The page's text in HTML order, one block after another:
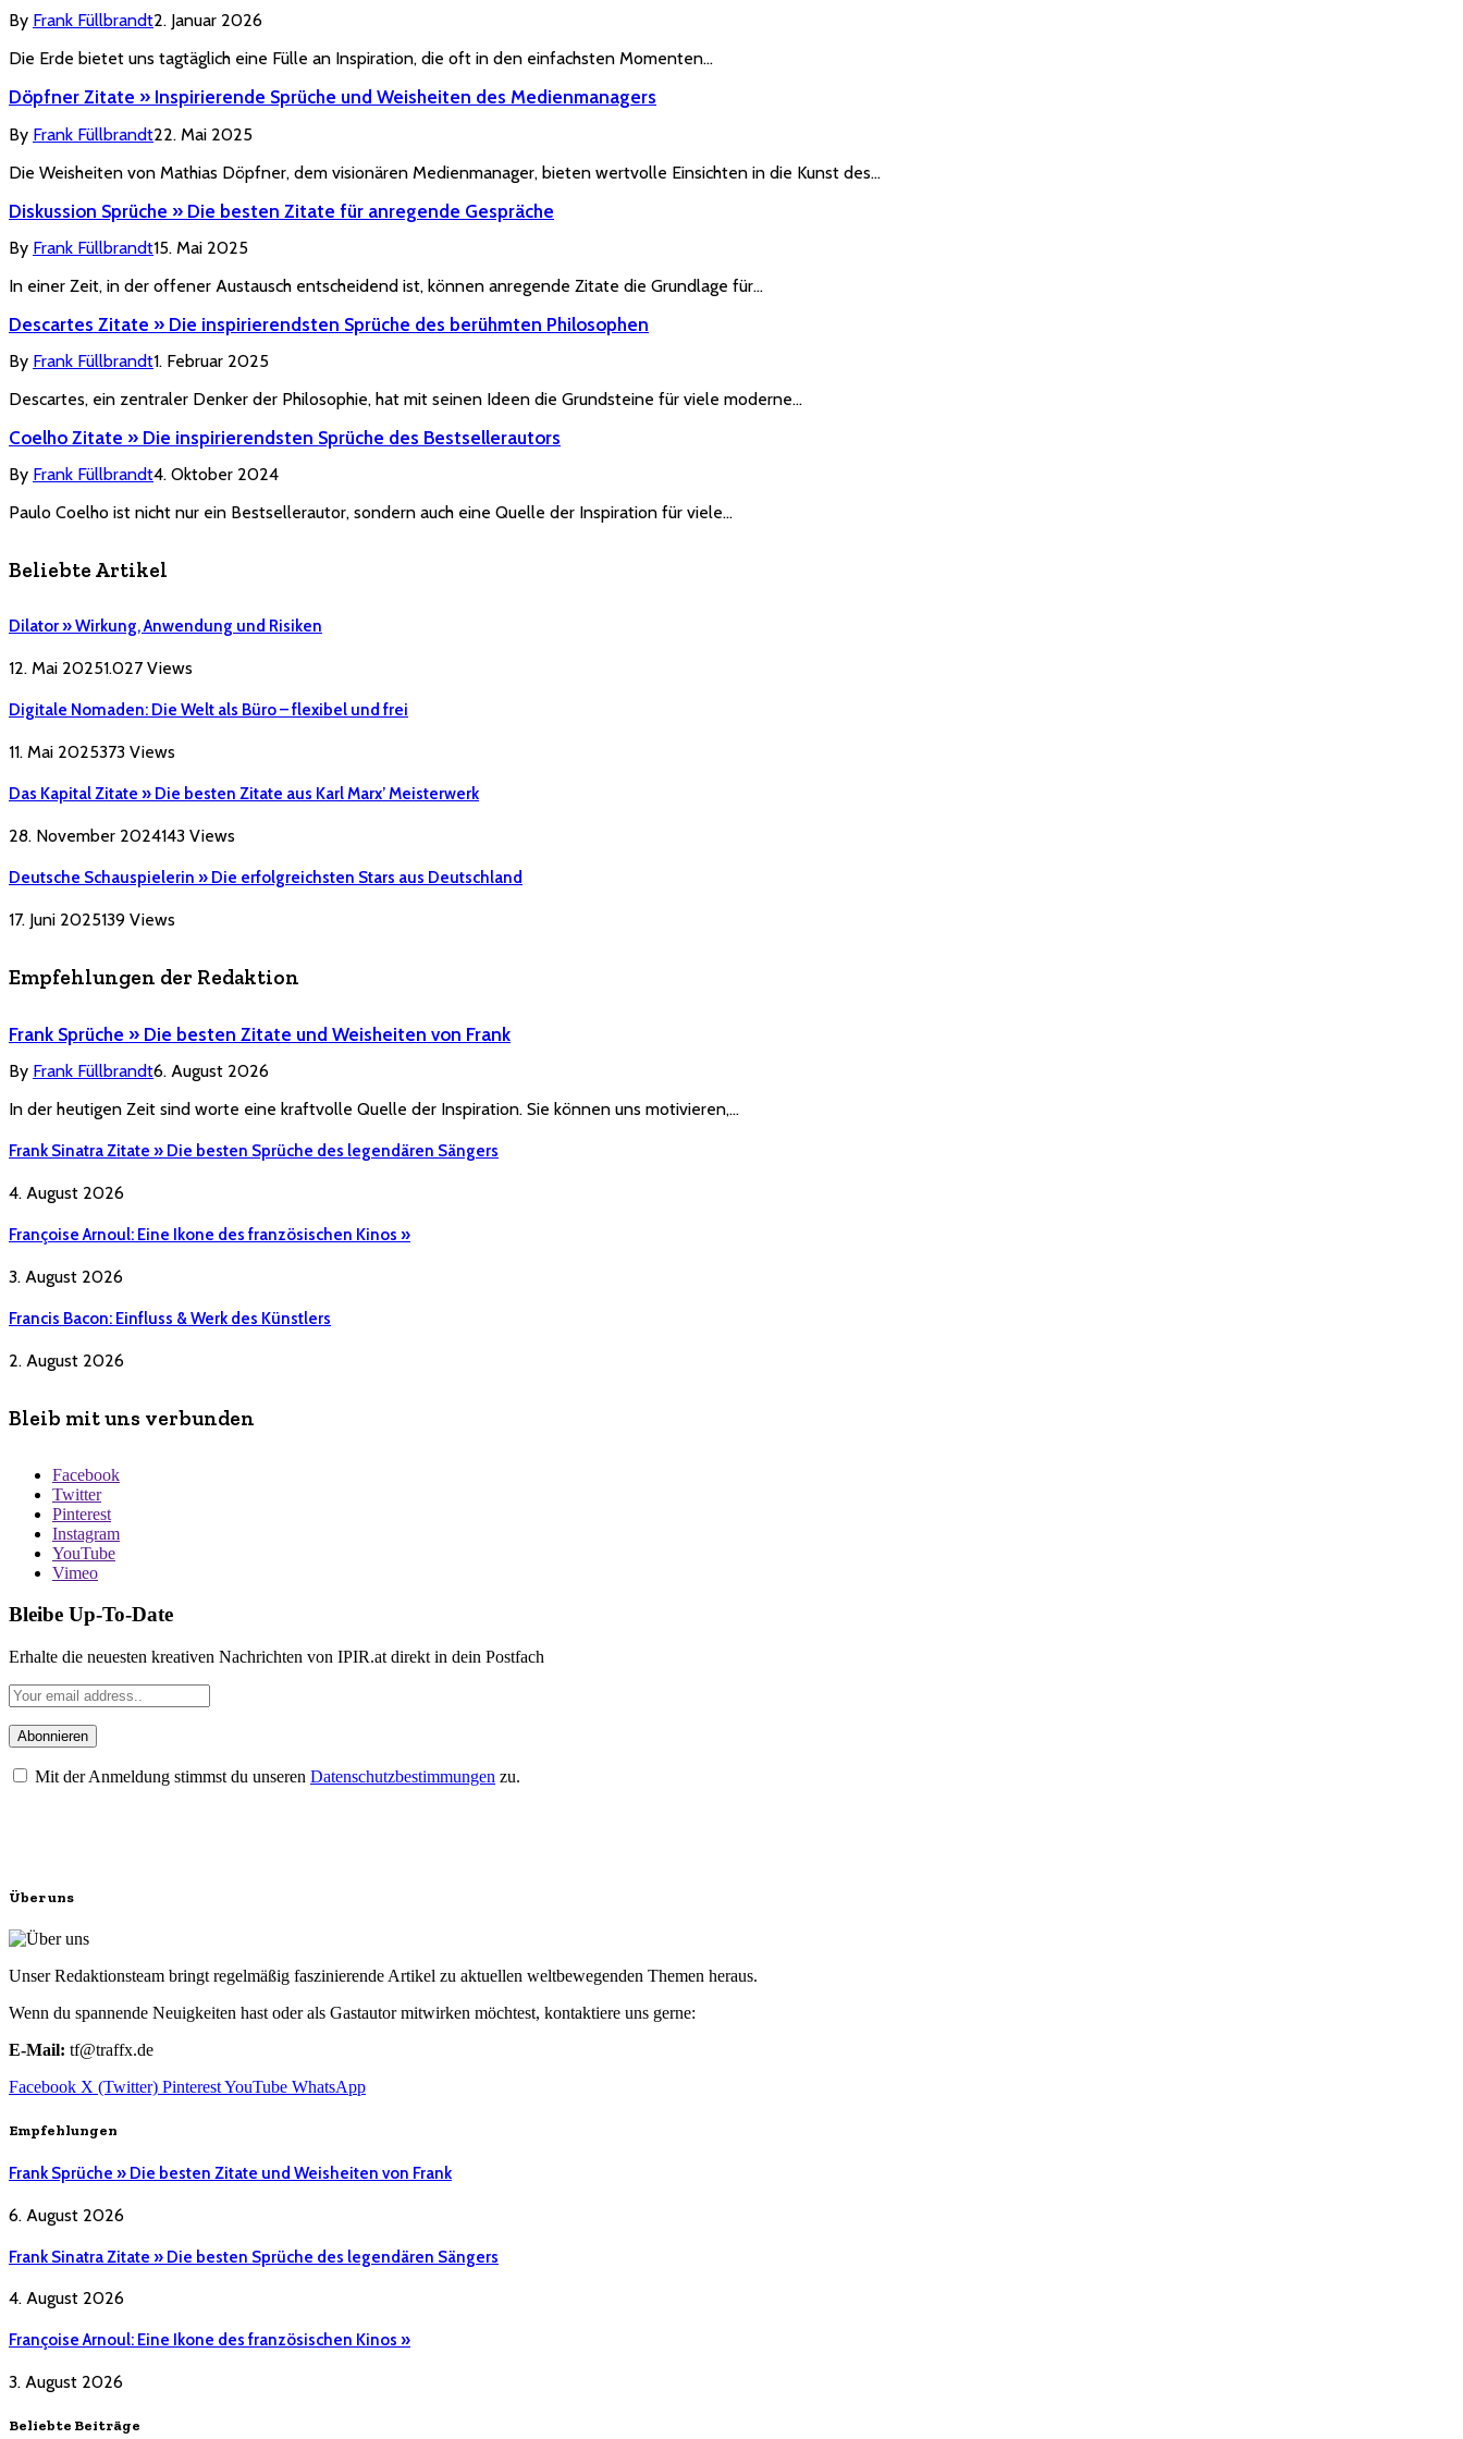
By Frank Füllbrandt2. Januar 2026
Die Erde bietet uns tagtäglich eine Fülle an Inspiration, die oft in den einfachsten Momenten…
Döpfner Zitate » Inspirierende Sprüche und Weisheiten des Medienmanagers
By Frank Füllbrandt22. Mai 2025
Die Weisheiten von Mathias Döpfner, dem visionären Medienmanager, bieten wertvolle Einsichten in die Kunst des…
Diskussion Sprüche » Die besten Zitate für anregende Gespräche
By Frank Füllbrandt15. Mai 2025
In einer Zeit, in der offener Austausch entscheidend ist, können anregende Zitate die Grundlage für…
Descartes Zitate » Die inspirierendsten Sprüche des berühmten Philosophen
By Frank Füllbrandt1. Februar 2025
Descartes, ein zentraler Denker der Philosophie, hat mit seinen Ideen die Grundsteine für viele moderne…
Coelho Zitate » Die inspirierendsten Sprüche des Bestsellerautors
By Frank Füllbrandt4. Oktober 2024
Paulo Coelho ist nicht nur ein Bestsellerautor, sondern auch eine Quelle der Inspiration für viele…
Beliebte Artikel
Dilator » Wirkung, Anwendung und Risiken
12. Mai 20251.027 Views
Digitale Nomaden: Die Welt als Büro – flexibel und frei
11. Mai 2025373 Views
Das Kapital Zitate » Die besten Zitate aus Karl Marx’ Meisterwerk
28. November 2024143 Views
Deutsche Schauspielerin » Die erfolgreichsten Stars aus Deutschland
17. Juni 2025139 Views
Empfehlungen der Redaktion
Frank Sprüche » Die besten Zitate und Weisheiten von Frank
By Frank Füllbrandt6. August 2026
In der heutigen Zeit sind worte eine kraftvolle Quelle der Inspiration. Sie können uns motivieren,…
Frank Sinatra Zitate » Die besten Sprüche des legendären Sängers
4. August 2026
Françoise Arnoul: Eine Ikone des französischen Kinos »
3. August 2026
Francis Bacon: Einfluss & Werk des Künstlers
2. August 2026
Bleib mit uns verbunden
Facebook
Twitter
Pinterest
Instagram
YouTube
Vimeo
Bleibe Up-To-Date
Erhalte die neuesten kreativen Nachrichten von IPIR.at direkt in dein Postfach
Mit der Anmeldung stimmst du unseren Datenschutzbestimmungen zu.
Über uns
Unser Redaktionsteam bringt regelmäßig faszinierende Artikel zu aktuellen weltbewegenden Themen heraus.
Wenn du spannende Neuigkeiten hast oder als Gastautor mitwirken möchtest, kontaktiere uns gerne:
E-Mail: tf@traffx.de
Facebook X (Twitter) PinterestYouTube WhatsApp
Empfehlungen
Frank Sprüche » Die besten Zitate und Weisheiten von Frank
6. August 2026
Frank Sinatra Zitate » Die besten Sprüche des legendären Sängers
4. August 2026
Françoise Arnoul: Eine Ikone des französischen Kinos »
3. August 2026
Beliebte Beiträge